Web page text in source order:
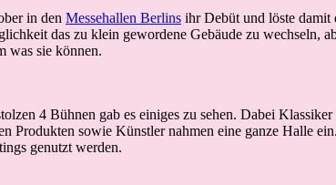
in den Messehallen Berlins ihr Debüt und löste damit
das zu klein gewordene Gebäude zu wechseln,
was sie können.
4 Bühnen gab es einiges zu sehen. Dabei
Produkten sowie Künstler nahmen eine ganze Halle
genutzt werden.